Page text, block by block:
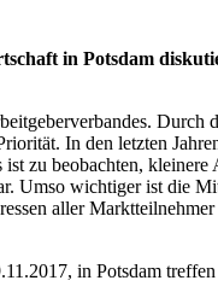
in Potsdam
In den letzten
zu beobachten,
Umso wichtiger ist die
aller
in Potsdam